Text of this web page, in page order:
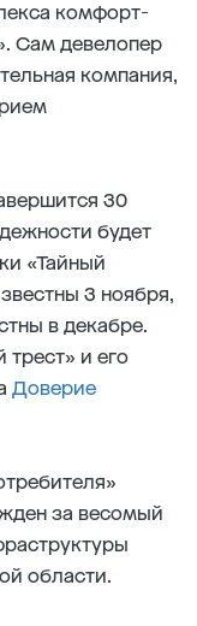
комфорт-
Сам девелопер
компания,
30
будет
«Тайный
3 ноября,
в декабре.
и его
Доверие
за весомый
области.